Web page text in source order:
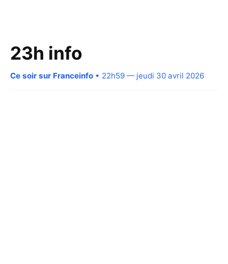
23h info
Ce soir sur Franceinfo • 22h59 — jeudi 30 avril 2026